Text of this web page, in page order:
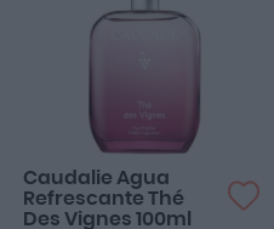
Caudalie Agua
Refrescante Thé
Des Vignes 100ml